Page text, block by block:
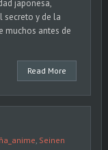
japonesa,
secreto y de la
muchos antes de
Read More
Seinen